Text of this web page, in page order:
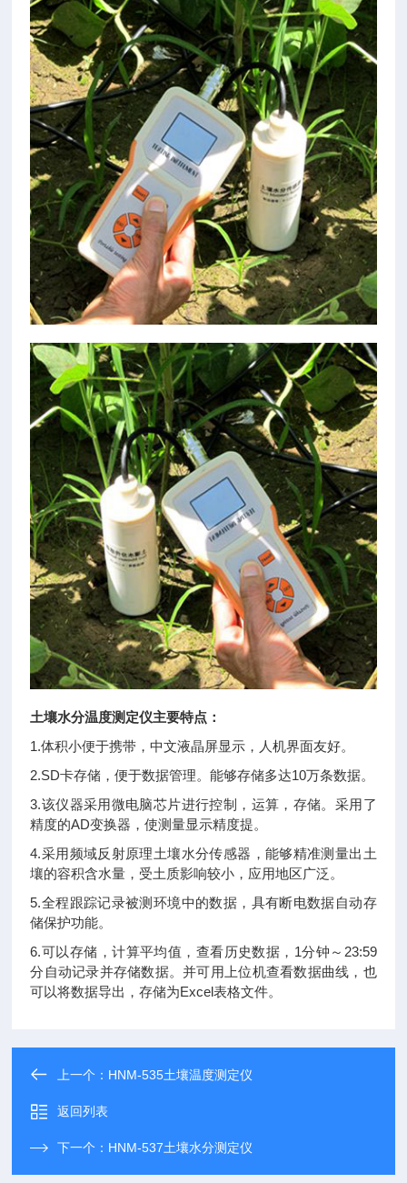
土壤水分温度测定仪主要特点：
1.体积小便于携带，中文液晶屏显示，人机界面友好。
2.SD卡存储，便于数据管理。能够存储多达10万条数据。
3.该仪器采用微电脑芯片进行控制，运算，存储。采用了
精度的AD变换器，使测量显示精度提。
4.采用频域反射原理土壤水分传感器，能够精准测量出土
壤的容积含水量，受土质影响较小，应用地区广泛。
5.全程跟踪记录被测环境中的数据，具有断电数据自动存
储保护功能。
6.可以存储，计算平均值，查看历史数据，1分钟～23:59
分自动记录并存储数据。并可用上位机查看数据曲线，也
可以将数据导出，存储为Excel表格文件。
上一个： HNM-535土壤温度测定仪
返回列表
下一个： HNM-537土壤水分测定仪